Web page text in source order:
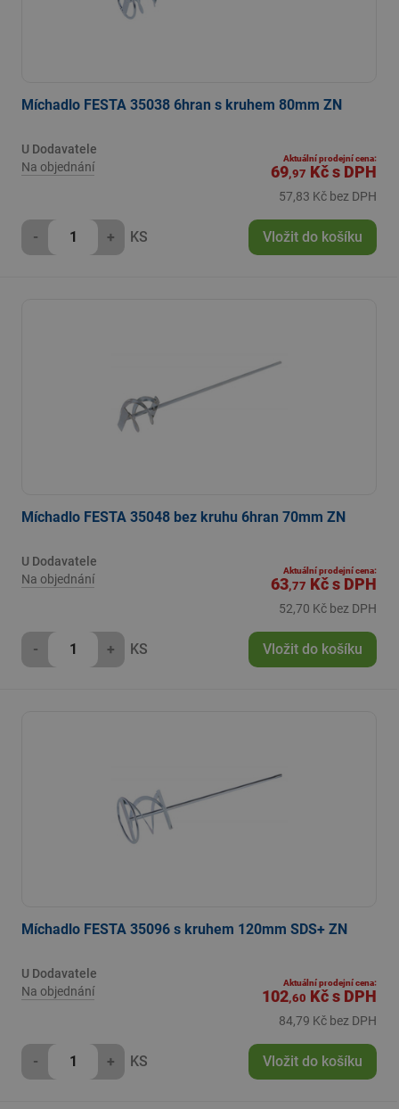
Míchadlo FESTA 35038 6hran s kruhem 80mm ZN
U Dodavatele
Na objednání
Aktuální prodejní cena:
69,97 Kčs DPH
57,83 Kč bez DPH
- + KS Vložit do košíku
Míchadlo FESTA 35048 bez kruhu 6hran 70mm ZN
U Dodavatele
Na objednání
Aktuální prodejní cena:
63,77 Kčs DPH
52,70 Kč bez DPH
- + KS Vložit do košíku
Míchadlo FESTA 35096 s kruhem 120mm SDS+ ZN
U Dodavatele
Na objednání
Aktuální prodejní cena:
102,60 Kčs DPH
84,79 Kč bez DPH
- + KS Vložit do košíku